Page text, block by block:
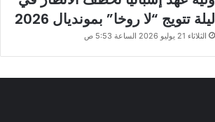
ليلة تتويج “لا روخا” بمونديال 2026
الثلاثاء 21 يوليو 2026 الساعة 5:53 ص